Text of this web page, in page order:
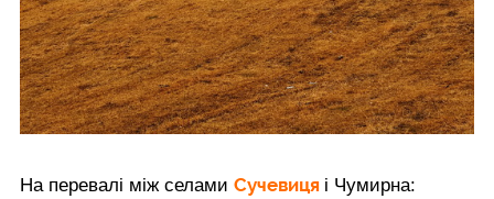
На перевалі між селами Сучевиця і Чумирна: